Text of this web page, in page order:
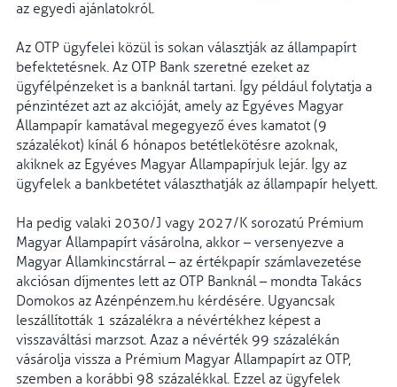
az egyedi ajánlatokról.
Az OTP ügyfelei közül is sokan választják az állampapírt
befektetésnek. Az OTP Bank szeretné ezeket az
ügyfélpénzeket is a banknál tartani. Így például folytatja a
pénzintézet azt az akcióját, amely az Egyéves Magyar
Állampapír kamatával megegyező éves kamatot (9
százalékot) kínál 6 hónapos betétlekötésre azoknak,
akiknek az Egyéves Magyar Állampapírjuk lejár. Így az
ügyfelek a bankbetétet választhatják az állampapír helyett.
Ha pedig valaki 2030/J vagy 2027/K sorozatú Prémium
Magyar Állampapírt vásárolna, akkor – versenyezve a
Magyar Államkincstárral – az értékpapír számlavezetése
akciósan díjmentes lett az OTP Banknál – mondta Takács
Domokos az Azénpénzem.hu kérdésére. Ugyancsak
leszállították 1 százalékra a névértékhez képest a
visszaváltási marzsot. Azaz a névérték 99 százalékán
vásárolja vissza a Prémium Magyar Állampapírt az OTP,
szemben a korábbi 98 százalékkal. Ezzel az ügyfelek